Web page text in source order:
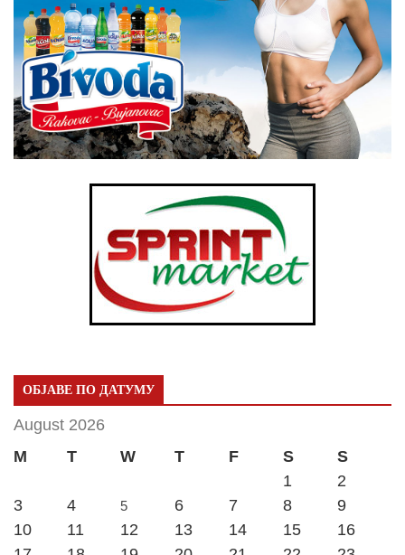
ОБЈАВЕ ПО ДАТУМУ
August 2026
M
T W T F S
S
1
2
3
4 5 6 7 8
9
10
11 12 13 14 15
16